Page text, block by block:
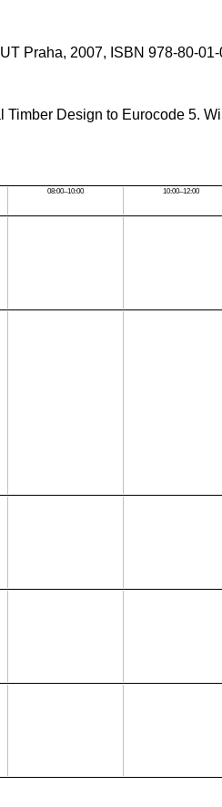
Praha, 2007, ISBN 978-80-
Timber Design to Eurocode 5.
08:00–10:00 10:00–12:00